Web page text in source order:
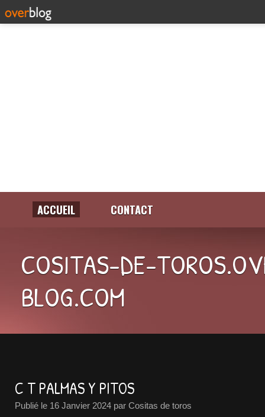
ACCUEIL CONTACT
COSITAS-DE-
BLOG.COM
C T PALMAS Y PITOS
Publié le 16 Janvier 2024 par Cositas de toros